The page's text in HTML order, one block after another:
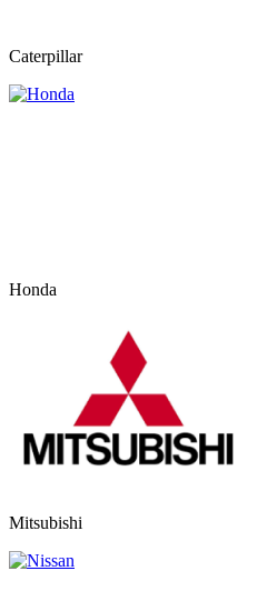
Caterpillar
Honda
Mitsubishi